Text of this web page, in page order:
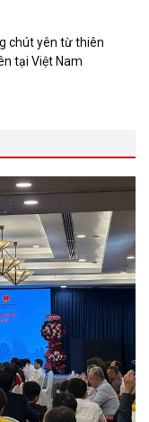
chút yên từ thiên
tại Việt Nam